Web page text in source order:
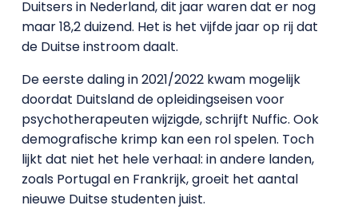
Duitsers in Nederland, dit jaar waren dat er nog
maar 18,2 duizend. Het is het vijfde jaar op rij dat
de Duitse instroom daalt.
De eerste daling in 2021/2022 kwam mogelijk
doordat Duitsland de opleidingseisen voor
psychotherapeuten wijzigde, schrijft Nuffic. Ook
demografische krimp kan een rol spelen. Toch
lijkt dat niet het hele verhaal: in andere landen,
zoals Portugal en Frankrijk, groeit het aantal
nieuwe Duitse studenten juist.